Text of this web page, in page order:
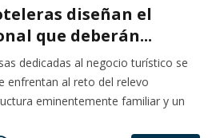
diseñan el
que deberán...
dedicadas al negocio turístico se
enfrentan al reto del relevo
eminentemente familiar y un